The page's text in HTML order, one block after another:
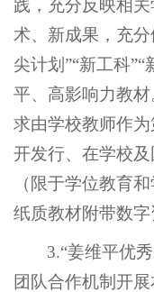
践，充分反映相
术、新成果，充
尖计划”“新工科
平、高影响力教
求由学校教师作
开发行、在学校
（限于学位教育
纸质教材附带数字
3.“姜维平优
团队合作机制开